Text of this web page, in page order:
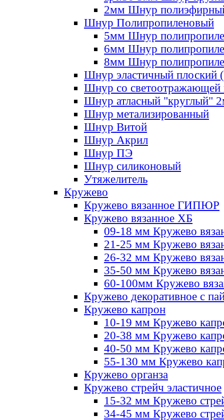
2мм Шнур
Шнур Полипропиленовый
5мм Шнур
6мм Шнур
8мм Шнур
Шнур эластичный плоский
Шнур со светоотражающей
Шнур атласный "круглый"
Шнур метализированный
Шнур Витой
Шнур Акрил
Шнур ПЭ
Шнур силиконовый
Утяжелитель
Кружево
Кружево вязанное ГИПЮР
Кружево вязанное ХБ
09-18 мм Кружево
21-25 мм Кружево
26-32 мм Кружево
35-50 мм Кружево
60-100мм Кружево
Кружево декоративное с
Кружево капрон
10-19 мм Кружево
20-38 мм Кружево
40-50 мм Кружево
55-130 мм Кружево
Кружево органза
Кружево стрейч эластичное
15-32 мм Кружево
34-45 мм Кружево